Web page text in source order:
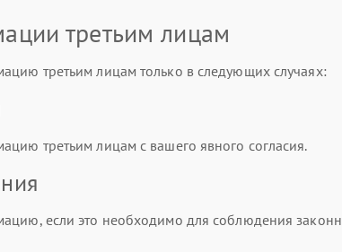
третьим лицам
третьим лицам только в следующих случаях:
третьим лицам с вашего явного согласия.
если это необходимо для соблюдения